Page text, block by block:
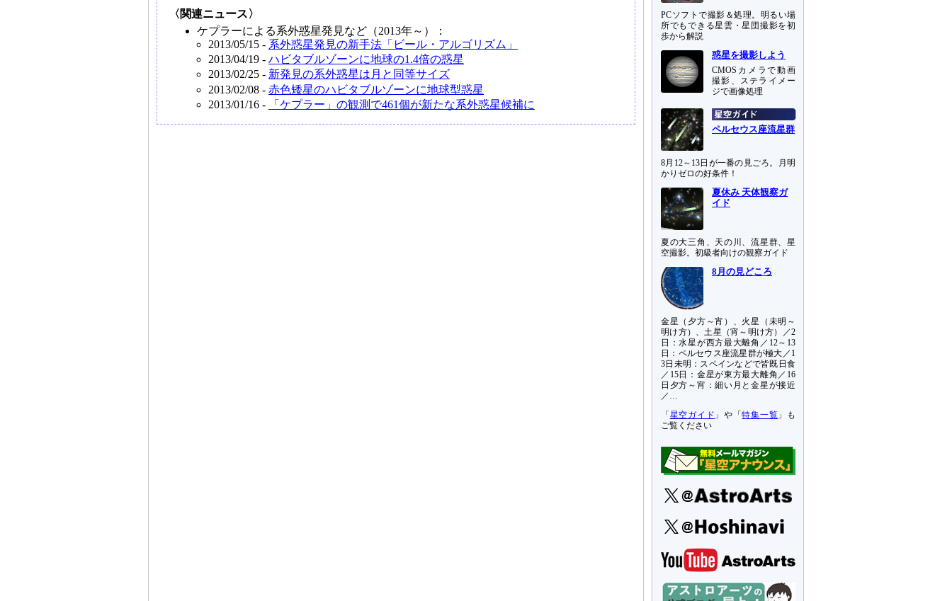
〈関連ニュース〉
ケプラーによる系外惑星発見など（2013年～）：
2013/05/15 - 系外惑星発見の新手法「ビール・アルゴリズム」
2013/04/19 - ハビタブルゾーンに地球の1.4倍の惑星
2013/02/25 - 新発見の系外惑星は月と同等サイズ
2013/02/08 - 赤色矮星のハビタブルゾーンに地球型惑星
2013/01/16 -
「ケプラー」の観測で461個が新たな系外惑星候補に
PCソフトで撮影＆処理。明るい場
所でもできる星雲・星団撮影を初
歩から解説
惑星を撮影しよう
CMOSカメラで動画
撮影、ステライメー
ジで画像処理
ペルセウス座流星群
8月12～13日が一番の見ごろ。月明
かりゼロの好条件！
夏休み 天体観察ガ
イド
夏の大三角、天の川、流星群、星
空撮影。初級者向けの観察ガイド
8月の見どころ
金星（夕方～宵）、火星（未明～
明け方）、土星（宵～明け方）／2
日：水星が西方最大離角／12～13
日：ペルセウス座流星群が極大／1
3日未明：スペインなどで皆既日食
／15日：金星が東方最大離角／16
日夕方～宵：細い月と金星が接近
／…
「 星空ガイド 」や「特集一覧 」も
ご覧ください